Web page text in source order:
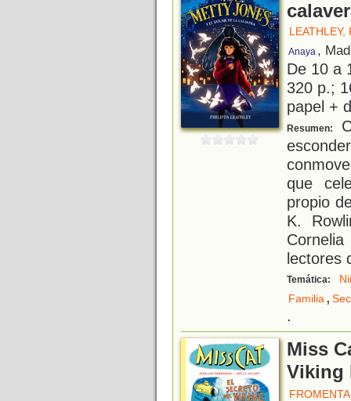
LEATHLEY,
Anaya ,
De 10 a
320 p.;
papel +
Resumen:
que
propio
K.
lectores
Temática:
Familia,
.
Miss
Viking